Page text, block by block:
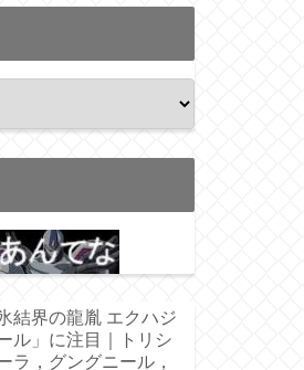
氷結界の龍胤 エクハジ
ル」に注目｜トリシ
ラ，グングニール，